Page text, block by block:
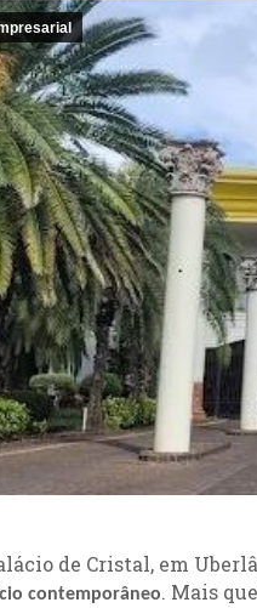
de Cristal, em
contemporâneo. Mais